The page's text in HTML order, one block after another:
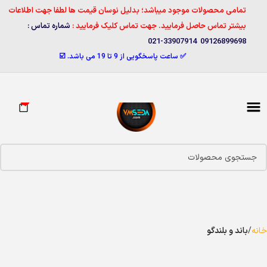
تمامی محصولات موجود میباشد؛ بدلیل نوسان قیمت ها لطفا جهت اطلاعات
بیشتر تماس حاصل فرمایید. جهت تماس کلیک فرمایید : شماره تماس :
09126899698 33907914-021
✅ ساعت پاسخگویی از 9 تا 19 می باشد. ☑️
0
خانه باند و بلندگو